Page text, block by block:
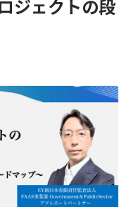
ジェクトの段